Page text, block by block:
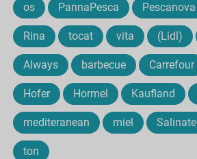
os PannaPesca Pescanova
Rina tocat vita (Lidl)
Always barbecue Carrefour
Hofer Hormel Kaufland
mediteranean miel Salinate
ton